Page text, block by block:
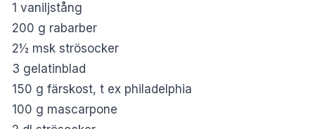
1 vaniljstång
200 g rabarber
2½ msk strösocker
3 gelatinblad
150 g färskost, t ex philadelphia
100 g mascarpone